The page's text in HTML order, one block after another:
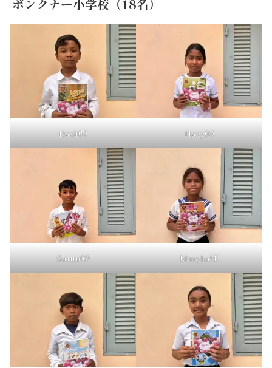
ボンクナー小学校（18名）
Davit(5) Navy(6)
Sarun(6) Maryka(4)